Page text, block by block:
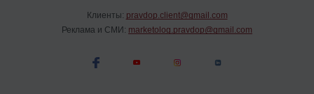
Клиенты: pravdop.client@gmail.com
Реклама и СМИ: marketolog.pravdop@gmail.com